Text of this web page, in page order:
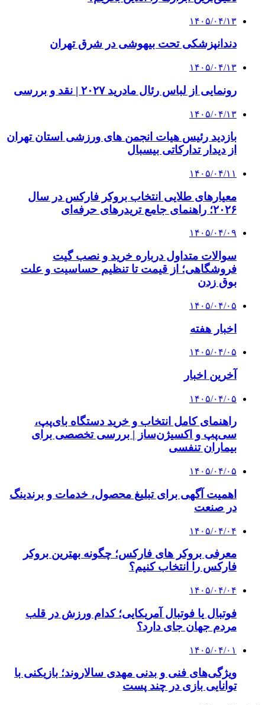
۱۴۰۵/۰۴/۱۳
دندانپزشکی تحت بیهوشی در شرق تهران
۱۴۰۵/۰۴/۱۳
رونمایی از لباس رئال مادرید ۲۰۲۷ | نقد و بررسی
۱۴۰۵/۰۴/۱۳
بازدید رئیس هیات انجمن های ورزشی استان تهران
از دیدار تدارکاتی بیسبال
۱۴۰۵/۰۴/۱۱
معیارهای طلایی انتخاب بروکر فارکس در سال
۲۰۲۶؛ راهنمای جامع تریدرهای حرفه‌ای
۱۴۰۵/۰۴/۰۹
سوالات متداول درباره خرید و نصب گیت
فروشگاهی؛ از قیمت تا تنظیم حساسیت و علت
بوق زدن
۱۴۰۵/۰۴/۰۵
اخبار هفته
۱۴۰۵/۰۴/۰۵
آخرین اخبار
۱۴۰۵/۰۴/۰۵
راهنمای کامل انتخاب و خرید دستگاه بای‌پپ،
سی‌پپ و اکسیژن‌ساز | بررسی تخصصی برای
بیماران تنفسی
۱۴۰۵/۰۴/۰۵
اهمیت آگهی برای تبلیغ محصول، خدمات و برندینگ
در صنعت
۱۴۰۵/۰۴/۰۴
معرفی بروکر های فارکس؛ چگونه بهترین بروکر
فارکس را انتخاب کنیم؟
۱۴۰۵/۰۴/۰۴
فوتبال یا فوتبال آمریکایی؛ کدام ورزش در قلب
مردم جهان جای دارد؟
۱۴۰۵/۰۴/۰۱
ویژگی‌های فنی و بدنی مهدی سالاروند؛ بازیکنی با
توانایی بازی در چند پست